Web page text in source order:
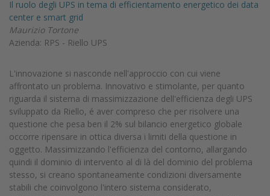
Il ruolo degli UPS in tema di efficientamento energetico dei data
center e smart grid
Maurizio Tortone
Azienda: RPS - Riello UPS
L'innovazione si nasconde nell'approccio con cui viene
affrontato un problema. Innovativo e stimolante, per quanto
riguarda il sistema di massimizzazione dell'efficienza degli UPS
sviluppato da Riello, é aver compreso che per risolvere una
questione che pesa ben il 2% sul bilancio energetico globale
occorre ripensare in ottica diversa i limiti della questione in
oggetto. Massimizzando l'efficienza del contorno, allargando
quindi il dominio di intervento al di là del dominio del problema
stesso, si creano spontaneamente condizioni diversamente
stabili che coinvolgono l'intero sistema considerato,